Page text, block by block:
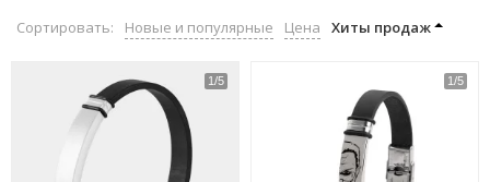
Сортировать: Новые и популярные Цена Хиты продаж